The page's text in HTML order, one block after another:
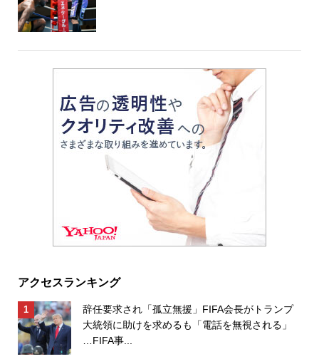
アクセスランキング
辞任要求され「孤立無援」FIFA会長がトランプ
大統領に助けを求めるも「電話を無視される」
…FIFA事...